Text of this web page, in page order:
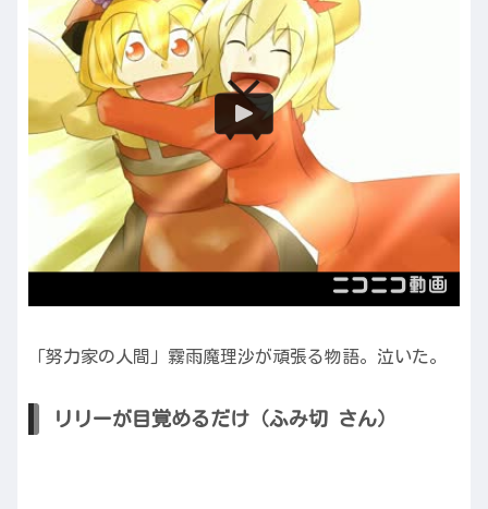
「努力家の人間」霧雨魔理沙が頑張る物語。泣いた。
リリーが目覚めるだけ（ふみ切 さん）